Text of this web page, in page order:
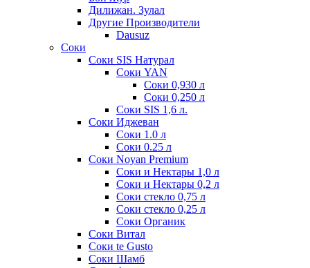
Дилижан. Зулал
Другие Производители
Dausuz
Соки
Соки SIS Натурал
Соки YAN
Соки 0,930 л
Соки 0,250 л
Соки SIS 1,6 л.
Соки Иджеван
Соки 1.0 л
Соки 0.25 л
Соки Noyan Premium
Соки и Нектары 1,0 л
Соки и Нектары 0,2 л
Соки стекло 0,75 л
Соки стекло 0,25 л
Соки Органик
Соки Витал
Соки te Gusto
Соки Шамб